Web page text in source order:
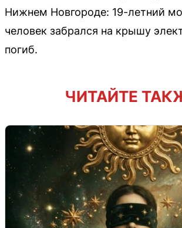
Нижнем Новгороде: 19-летний
человек забрался на крышу
погиб.
ЧИТАЙТЕ